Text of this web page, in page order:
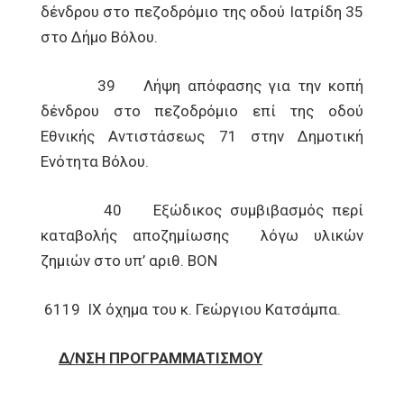
δένδρου στο πεζοδρόμιο της οδού Ιατρίδη 35
στο Δήμο Βόλου.
39 Λήψη απόφασης για την κοπή
δένδρου στο πεζοδρόμιο επί της οδού
Εθνικής Αντιστάσεως 71 στην Δημοτική
Ενότητα Βόλου.
40 Εξώδικος συμβιβασμός περί
καταβολής αποζημίωσης λόγω υλικών
ζημιών στο υπ’ αριθ. ΒΟΝ
6119 ΙΧ όχημα του κ. Γεώργιου Κατσάμπα.
Δ/ΝΣΗ ΠΡΟΓΡΑΜΜΑΤΙΣΜΟΥ